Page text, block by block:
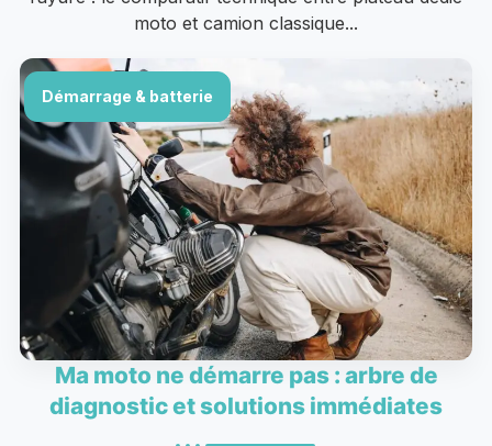
moto et camion classique...
Démarrage & batterie
Ma moto ne démarre pas : arbre de
diagnostic et solutions immédiates